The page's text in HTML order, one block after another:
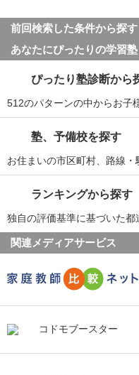
前回検索した条件から探す
あなたにぴったりの学習
ぴったり塾診断から
512のパターンの中からお子
塾、予備校を探す
お住まいの市区町村、路線・
ランキングから探す
独自の評価基準に基づいた都
関連メディアサービス